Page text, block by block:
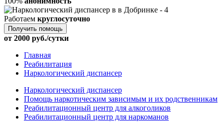
Работаем круглосуточно
Получить помощь
от 2000 руб./сутки
Главная
Реабилитация
Наркологический диспансер
Наркологический диспансер
Помощь наркотическим зависимым и их родственникам
Реабилитационный центр для алкоголиков
Реабилитационный центр для наркоманов